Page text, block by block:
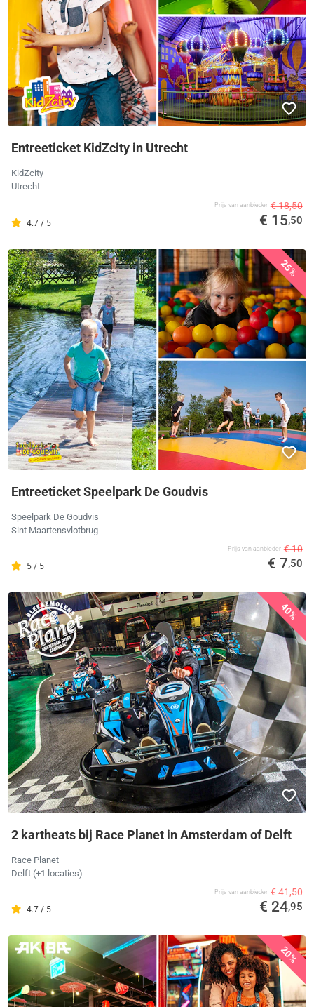
Entreeticket KidZcity in Utrecht
KidZcity
Utrecht
4.7 / 5
Prijs van aanbieder € 18,50
€ 15,50
25%
Entreeticket Speelpark De Goudvis
Speelpark De Goudvis
Sint Maartensvlotbrug
5 / 5
Prijs van aanbieder € 10
€ 7,50
40%
2 kartheats bij Race Planet in Amsterdam of Delft
Race Planet
Delft (+1 locaties)
4.7 / 5
Prijs van aanbieder € 41,50
€ 24,95
20%